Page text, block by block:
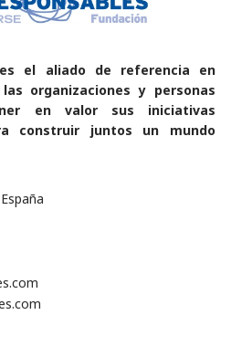
es el aliado de referencia en
organizaciones y personas
en valor sus iniciativas
construir juntos un mundo